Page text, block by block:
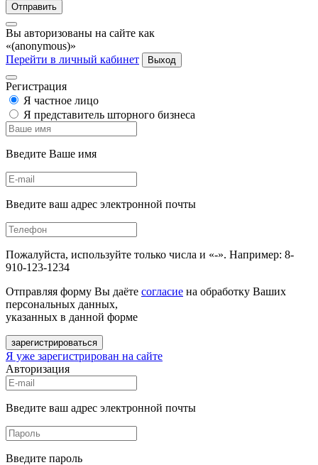
Отправить
Вы авторизованы на сайте как
«(anonymous)»
Перейти в личный кабинет
Выход
Регистрация
Я частное лицо
Я представитель шторного бизнеса
Введите Ваше имя
Введите ваш адрес электронной почты
Пожалуйста, используйте только числа и «-». Например: 8-
910-123-1234
Отправляя форму Вы даёте согласие на обработку Ваших
персональных данных,
указанных в данной форме
зарегистрироваться
Я уже зарегистрирован на сайте
Авторизация
Введите ваш адрес электронной почты
Введите пароль